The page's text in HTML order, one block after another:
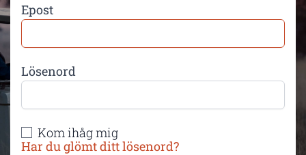
Epost
Lösenord
Kom ihåg mig
Har du glömt ditt lösenord?